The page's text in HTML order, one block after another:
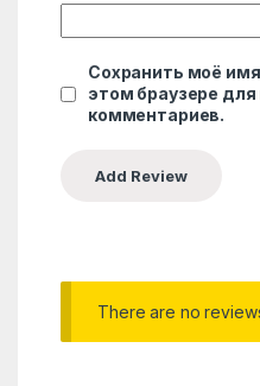
Сохранить моё
этом браузере
комментариев.
There are no